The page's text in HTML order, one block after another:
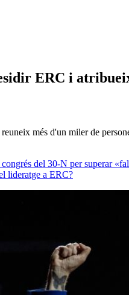
ERC i
més d'un miler de
del 30-N per superar
lideratge a ERC?